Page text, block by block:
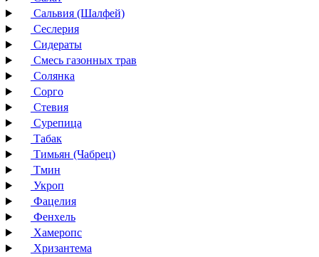
Сальвия (Шалфей)
Сеслерия
Сидераты
Смесь газонных трав
Солянка
Сорго
Стевия
Сурепица
Табак
Тимьян (Чабрец)
Тмин
Укроп
Фацелия
Фенхель
Хамеропс
Хризантема